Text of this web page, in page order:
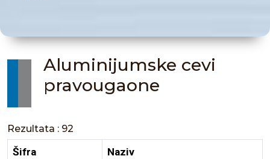
Aluminijumske cevi
pravougaone
Rezultata : 92
Šifra Naziv